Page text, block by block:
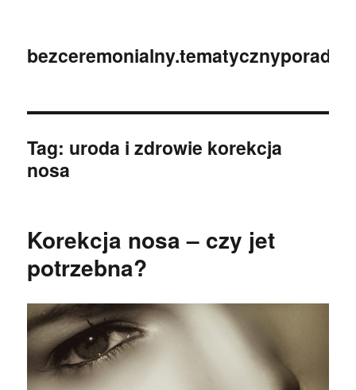
Tag: uroda i zdrowie korekcja
nosa
Korekcja nosa – czy jet
potrzebna?